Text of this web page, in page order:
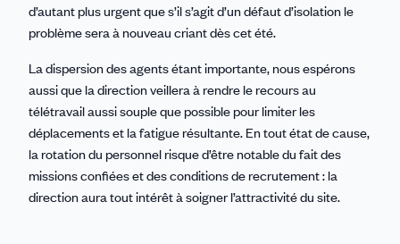
d’autant plus urgent que s’il s’agit d’un défaut d’isolation le
problème sera à nouveau criant dès cet été.
La dispersion des agents étant importante, nous espérons
aussi que la direction veillera à rendre le recours au
télétravail aussi souple que possible pour limiter les
déplacements et la fatigue résultante. En tout état de cause,
la rotation du personnel risque d’être notable du fait des
missions confiées et des conditions de recrutement : la
direction aura tout intérêt à soigner l’attractivité du site.